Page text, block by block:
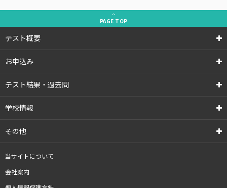
PAGE TOP
テスト概要
お申込み
テスト結果・過去問
学校情報
その他
当サイトについて
会社案内